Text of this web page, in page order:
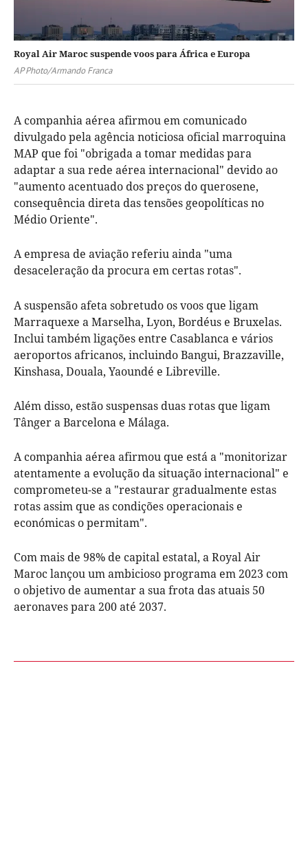
Royal Air Maroc suspende voos para África e Europa
AP Photo/Armando Franca
A companhia aérea afirmou em comunicado
divulgado pela agência noticiosa oficial marroquina
MAP que foi "obrigada a tomar medidas para
adaptar a sua rede aérea internacional" devido ao
"aumento acentuado dos preços do querosene,
consequência direta das tensões geopolíticas no
Médio Oriente".
A empresa de aviação referiu ainda "uma
desaceleração da procura em certas rotas".
A suspensão afeta sobretudo os voos que ligam
Marraquexe a Marselha, Lyon, Bordéus e Bruxelas.
Inclui também ligações entre Casablanca e vários
aeroportos africanos, incluindo Bangui, Brazzaville,
Kinshasa, Douala, Yaoundé e Libreville.
Além disso, estão suspensas duas rotas que ligam
Tânger a Barcelona e Málaga.
A companhia aérea afirmou que está a "monitorizar
atentamente a evolução da situação internacional" e
comprometeu-se a "restaurar gradualmente estas
rotas assim que as condições operacionais e
económicas o permitam".
Com mais de 98% de capital estatal, a Royal Air
Maroc lançou um ambicioso programa em 2023 com
o objetivo de aumentar a sua frota das atuais 50
aeronaves para 200 até 2037.